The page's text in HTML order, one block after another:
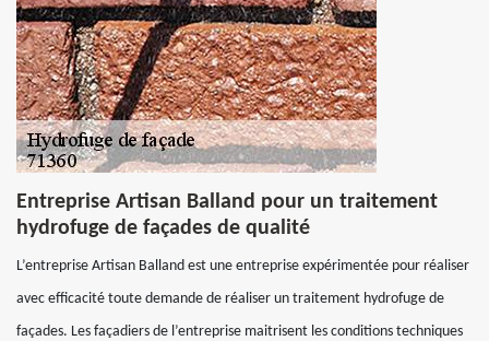
Entreprise Artisan Balland pour un traitement
hydrofuge de façades de qualité
L’entreprise Artisan Balland est une entreprise expérimentée pour réaliser
avec efficacité toute demande de réaliser un traitement hydrofuge de
façades. Les façadiers de l’entreprise maitrisent les conditions techniques